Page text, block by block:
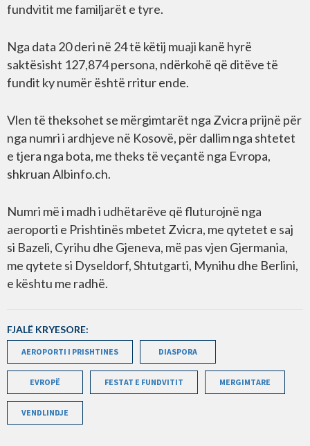
fundvitit me familjarët e tyre.
Nga data 20 deri në 24 të këtij muaji kanë hyrë
saktësisht 127,874 persona, ndërkohë që ditëve të
fundit ky numër është rritur ende.
Vlen të theksohet se mërgimtarët nga Zvicra prijnë për
nga numri i ardhjeve në Kosovë, për dallim nga shtetet
e tjera nga bota, me theks të veçantë nga Evropa,
shkruan Albinfo.ch.
Numri më i madh i udhëtarëve që fluturojnë nga
aeroporti e Prishtinës mbetet Zvicra, me qytetet e saj
si Bazeli, Cyrihu dhe Gjeneva, më pas vjen Gjermania,
me qytete si Dyseldorf, Shtutgarti, Mynihu dhe Berlini,
e kështu me radhë.
FJALË KRYESORE:
AEROPORTI I PRISHTINES DIASPORA
EVROPË FESTAT E FUNDVITIT MERGIMTARE
VENDLINDJE